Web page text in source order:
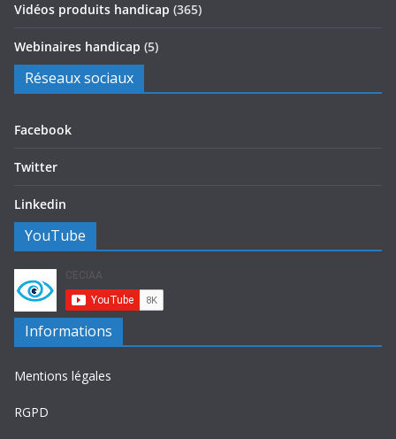
Vidéos produits handicap (365)
Webinaires handicap (5)
Réseaux sociaux
Facebook
Twitter
Linkedin
YouTube
Informations
Mentions légales
RGPD